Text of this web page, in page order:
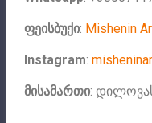
ფეისბუქი: Mishenin
Instagram:
მისამართი: დილოვას